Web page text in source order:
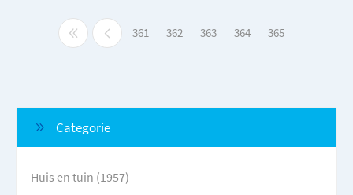
361 362 363 364 365
Categorie
Huis en tuin (1957)